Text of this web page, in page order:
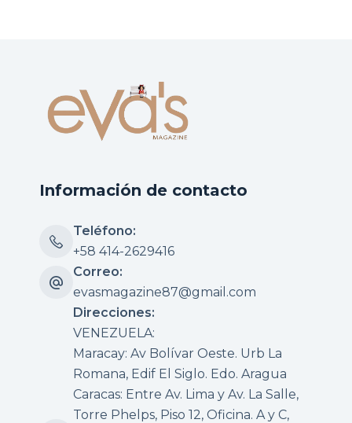
Información de contacto
Teléfono:
+58 414-2629416
Correo:
evasmagazine87@gmail.com
Direcciones:
VENEZUELA:
Maracay: Av Bolívar Oeste. Urb La
Romana, Edif El Siglo. Edo. Aragua
Caracas: Entre Av. Lima y Av. La Salle,
Torre Phelps, Piso 12, Oficina. A y C,